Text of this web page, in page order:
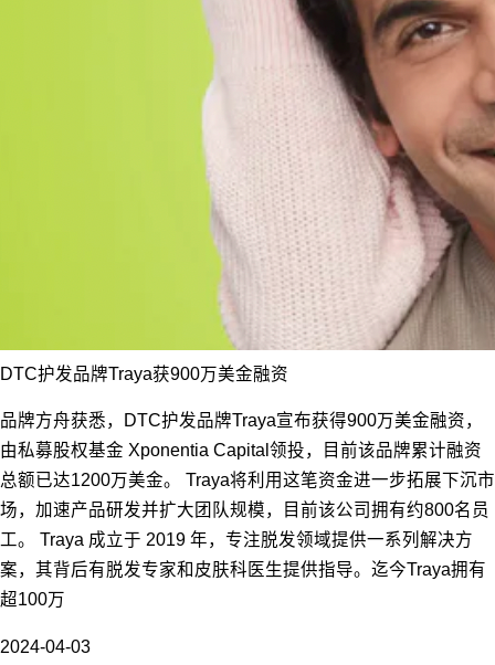
DTC护发品牌Traya获900万美金融资
品牌方舟获悉，DTC护发品牌Traya宣布获得900万美金融资，
由私募股权基金 Xponentia Capital领投，目前该品牌累计融资
总额已达1200万美金。 Traya将利用这笔资金进一步拓展下沉市
场，加速产品研发并扩大团队规模，目前该公司拥有约800名员
工。 Traya 成立于 2019 年，专注脱发领域提供一系列解决方
案，其背后有脱发专家和皮肤科医生提供指导。迄今Traya拥有
超100万
2024-04-03